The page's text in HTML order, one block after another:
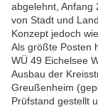
abgelehnt, Anfang
von Stadt und
Konzept jedoch
Als größte Posten
WÜ 49 Eichelsee
Ausbau der
Greußenheim
Prüfstand gestellt